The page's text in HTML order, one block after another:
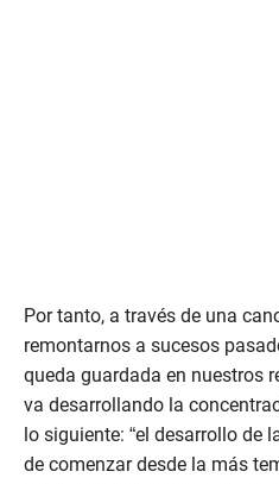
Por tanto, a través de una
remontarnos a sucesos
queda guardada en nuestros
va desarrollando la
lo siguiente: “el desarrollo de
de comenzar desde la más